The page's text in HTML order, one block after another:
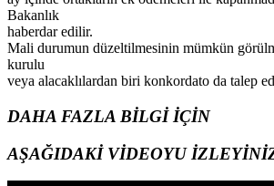
Bakanlık
haberdar edilir.
Mali durumun düzeltilmesinin mümkün
kurulu
veya alacaklılardan biri konkordato da talep
DAHA FAZLA BİLGİ İÇİN
AŞAĞIDAKİ VİDEOYU